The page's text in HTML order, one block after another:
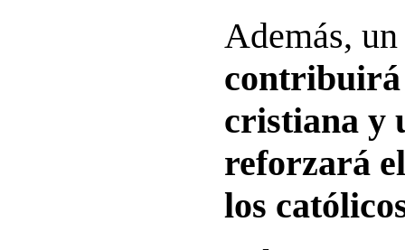
Además,
cristiana y
reforzará
los